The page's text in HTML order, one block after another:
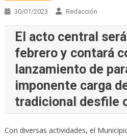
30/01/2023 Redacción
El acto central
febrero y contará
lanzamiento de
imponente carga
tradicional desfile
Con diversas actividades, el